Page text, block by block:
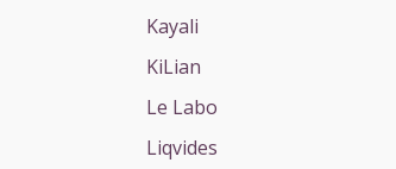
Kayali
KiLian
Le Labo
Liqvides